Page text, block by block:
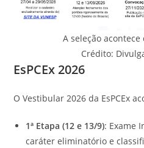
A seleção
Crédito:
EsPCEx 2026
O Vestibular 2026 da EsPCEx
1ª Etapa (12 e 13/9): Exame
caráter eliminatório e